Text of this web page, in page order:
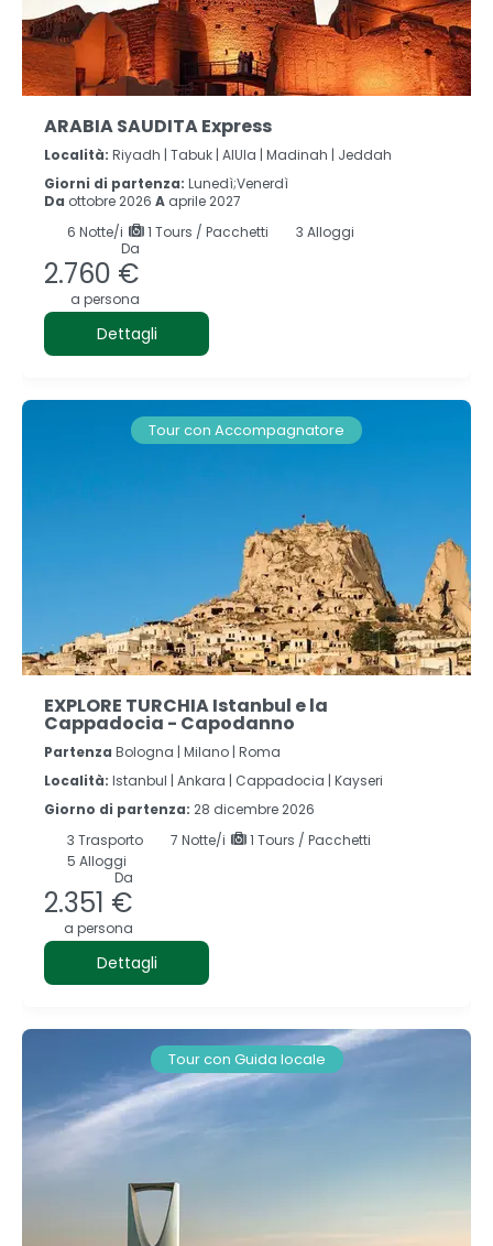
ARABIA SAUDITA Express
Località: Riyadh | Tabuk | AlUla | Madinah | Jeddah
Giorni di partenza: Lunedì;Venerdì
Da ottobre 2026 A aprile 2027
6 Notte/i 1 Tours / Pacchetti
3 Alloggi
Da
2.760 €
a persona
Dettagli
Tour con Accompagnatore
EXPLORE TURCHIA Istanbul e la
Cappadocia - Capodanno
Partenza Bologna | Milano | Roma
Località: Istanbul | Ankara | Cappadocia | Kayseri
Giorno di partenza: 28 dicembre 2026
3 Trasporto 7 Notte/i
1 Tours / Pacchetti
5 Alloggi
Da
2.351 €
a persona
Dettagli
Tour con Guida locale